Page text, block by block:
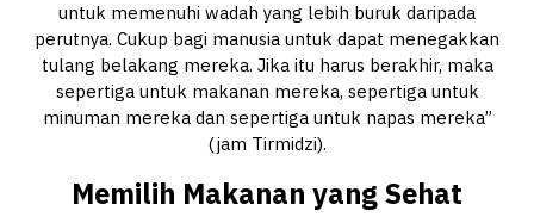
untuk memenuhi wadah yang lebih buruk daripada
perutnya. Cukup bagi manusia untuk dapat menegakkan
tulang belakang mereka. Jika itu harus berakhir, maka
sepertiga untuk makanan mereka, sepertiga untuk
minuman mereka dan sepertiga untuk napas mereka”
(jam Tirmidzi).
Memilih Makanan yang Sehat